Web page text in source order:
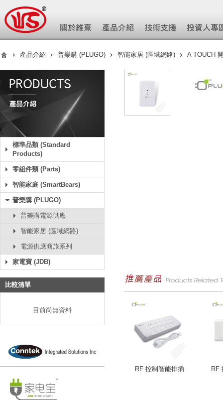
產品介紹 普樂購 (PLUGO) 智能家居 (區域網路) A TOUCH
標準品類 (Standard
Products)
零組件類 (Parts)
智能家庭 (SmartBears)
普樂購 (PLUGO)
普樂購電源供應
智能家居 (區域網路)
電源供應商旅系列
家電寶 (JDB)
比較清單
目前尚無資料
RF 控制智能排插 RF